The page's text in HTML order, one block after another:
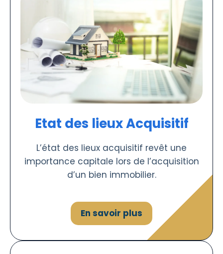
Etat des lieux Acquisitif
L’état des lieux acquisitif revêt une
importance capitale lors de l’acquisition
d’un bien immobilier.
En savoir plus